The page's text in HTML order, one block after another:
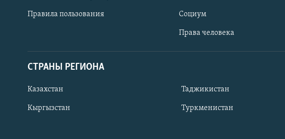
Правила пользования Социум
Права человека
СТРАНЫ РЕГИОНА
Казахстан
Кыргызстан
Таджикистан
Туркменистан